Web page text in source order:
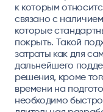
к которым
связано с
которые
покрыть. Такой
затраты как для
дальнейшего
решения, кроме
времени на
необходимо